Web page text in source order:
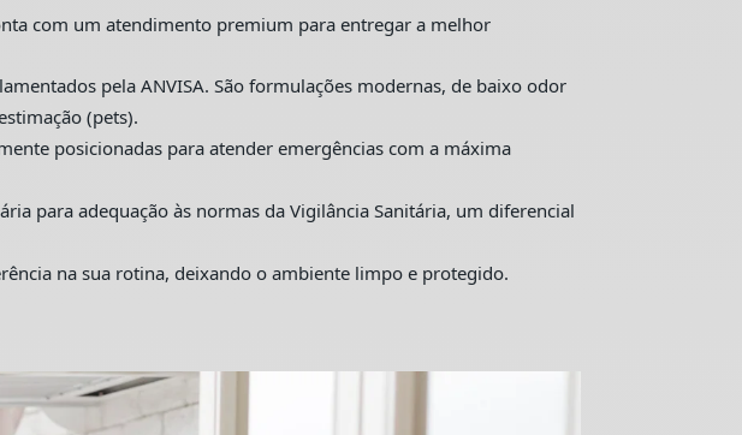
com um atendimento premium para entregar a melhor
pela ANVISA. São formulações modernas, de baixo odor
(pets).
posicionadas para atender emergências com a máxima
para adequação às normas da Vigilância Sanitária, um diferencial
na sua rotina, deixando o ambiente limpo e protegido.